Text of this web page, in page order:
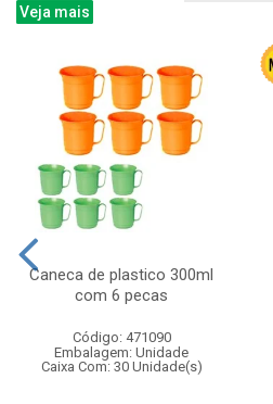
Veja mais
Caneca de plastico 300ml
com 6 pecas
Código: 471090
Embalagem: Unidade
Caixa Com: 30 Unidade(s)